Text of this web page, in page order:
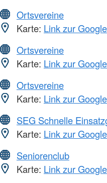
Ortsvereine
Karte: Link zur
Ortsvereine
Karte: Link zur
Ortsvereine
Karte: Link zur
SEG Schnelle
Karte: Link zur
Seniorenclub
Karte: Link zur